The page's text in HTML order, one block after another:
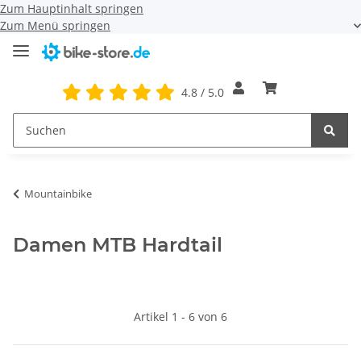
Zum Hauptinhalt springen
Zum Menü springen
4.8 / 5.0
Mountainbike
Damen MTB Hardtail
Artikel 1 - 6 von 6